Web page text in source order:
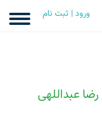
ورود | ثبت نام
رضا عبداللهی